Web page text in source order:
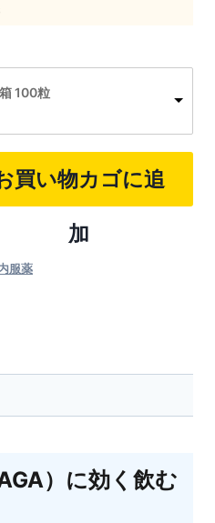
100粒
買い物カゴに追
加
服薬
）に効く飲む